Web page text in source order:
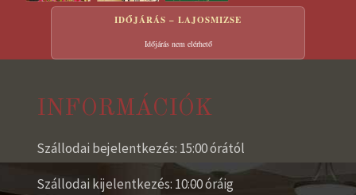
IDŐJÁRÁS – LAJOSMIZSE
Időjárás nem elérhető
INFORMÁCIÓK
Szállodai bejelentkezés: 15:00 órától
Szállodai kijelentkezés: 10:00 óráig